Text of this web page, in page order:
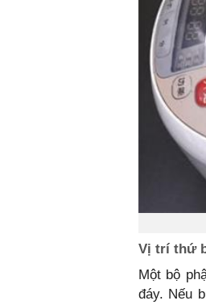
Vị trí thứ
Một bộ
đáy. Nếu